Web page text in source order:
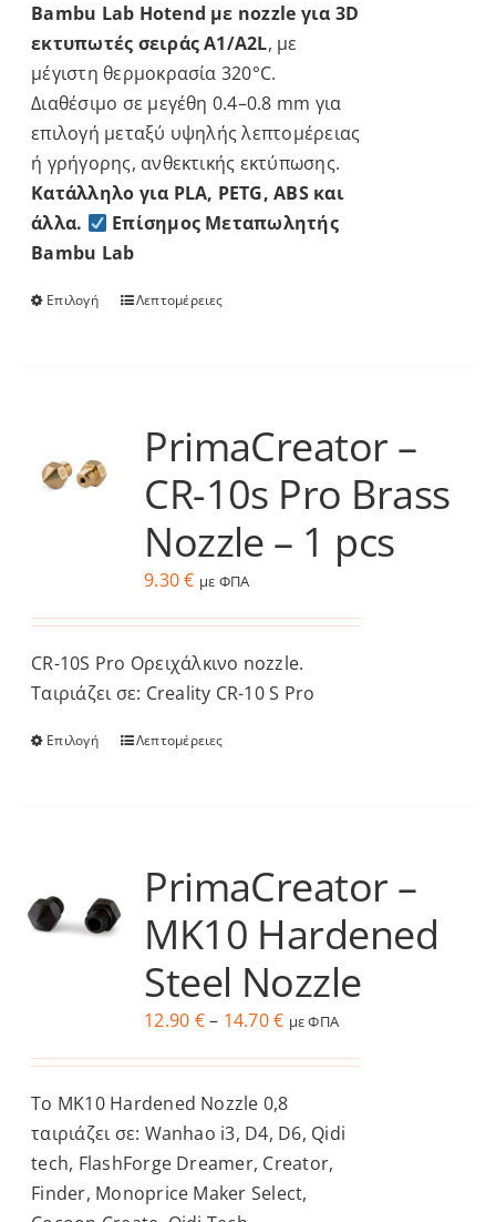
through
13.90 €
Bambu Lab Hotend με nozzle για 3D
εκτυπωτές σειράς A1/A2L, με
μέγιστη θερμοκρασία 320°C.
Διαθέσιμο σε μεγέθη 0.4–0.8 mm για
επιλογή μεταξύ υψηλής λεπτομέρειας
ή γρήγορης, ανθεκτικής εκτύπωσης.
Κατάλληλο για PLA, PETG, ABS και
άλλα.
Επίσημος Μεταπωλητής
Bambu Lab
Επιλογή
Αυτό
παραλλαγές.
επιλογές
μπορούν
στη
σελίδα
του
Λεπτομέρειες
PrimaCreator –
CR-10s Pro Brass
Nozzle – 1 pcs
9.30€ με ΦΠΑ
CR-10S Pro Ορειχάλκινο nozzle.
Ταιριάζει σε: Creality CR-10S Pro
Επιλογή
Αυτό
παραλλαγές.
Οι
επιλογές
μπορούν
στη
σελίδα
του
προϊόντος
Λεπτομέρειες
PrimaCreator –
MK10 Hardened
Steel Nozzle
12.90 €– 14.70€Price
through
14.70 €
με ΦΠΑ
Το MK10 Hardened Nozzle 0,8
ταιριάζει σε: Wanhao i3, D4, D6, Qidi
tech, FlashForge Dreamer, Creator,
Finder, Monoprice Maker Select,